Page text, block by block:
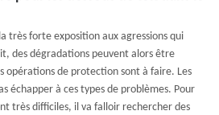
très forte exposition aux agressions qui
des dégradations peuvent alors être
opérations de protection sont à faire. Les
échapper à ces types de problèmes. Pour
très difficiles, il va falloir rechercher des